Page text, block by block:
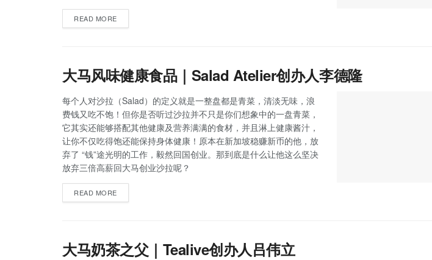
READ MORE
大马风味健康食品｜Salad Atelier创办人李德隆
每个人对沙拉（Salad）的定义就是一整盘都是青菜，清淡无味，浪
费钱又吃不饱！但你是否听过沙拉并不只是你们想象中的一盘青菜，
它其实还能够搭配其他健康及营养满满的食材，并且淋上健康酱汁，
让你不仅吃得饱还能保持身体健康！原本在新加坡稳赚新币的他，放
弃了 “钱”途光明的工作，毅然回国创业。那到底是什么让他这么坚决
放弃三倍高薪回大马创业沙拉呢？
READ MORE
大马奶茶之父｜Tealive创办人吕伟立